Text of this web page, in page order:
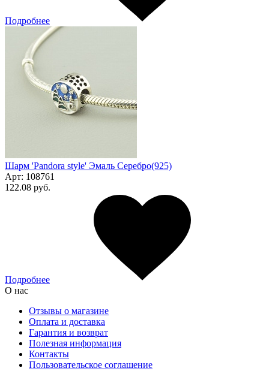
Подробнее
Шарм 'Pandora style' Эмаль Серебро(925)
Арт: 108761
122.08 руб.
Подробнее
О нас
Отзывы о магазине
Оплата и доставка
Гарантия и возврат
Полезная информация
Контакты
Пользовательское соглашение